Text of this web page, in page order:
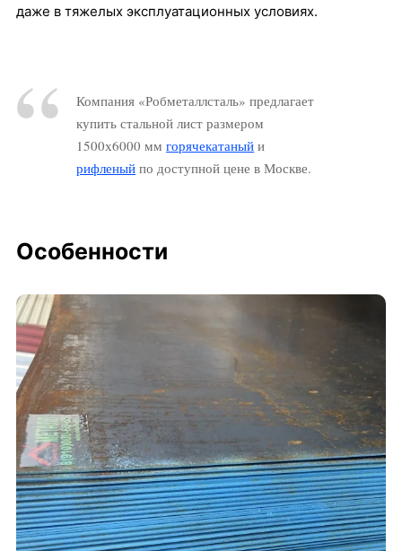
даже в тяжелых эксплуатационных условиях.
Компания «Робметаллсталь» предлагает
купить стальной лист размером
1500х6000 ммгорячекатаный и
рифленый по доступной цене в Москве.
Особенности